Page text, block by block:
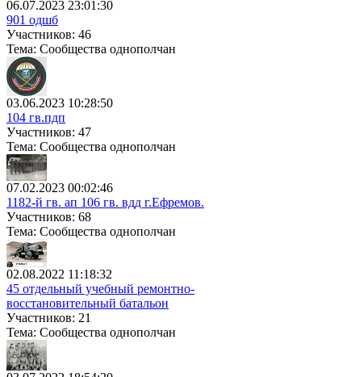
06.07.2023 23:01:30
901 одшб
Участников: 46
Тема: Сообщества однополчан
03.06.2023 10:28:50
104 гв.пдп
Участников: 47
Тема: Сообщества однополчан
07.02.2023 00:02:46
1182-й гв. ап 106 гв. вдд г.Ефремов.
Участников: 68
Тема: Сообщества однополчан
02.08.2022 11:18:32
45 отдельный учебный ремонтно-
восстановительный батальон
Участников: 21
Тема: Сообщества однополчан